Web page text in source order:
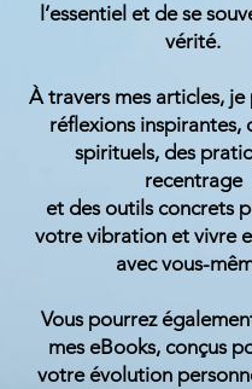
l’essentiel et de se
vérité.
À travers mes articles,
réflexions inspirantes,
spirituels, des
recentrage
et des outils concrets
votre vibration et vivre
avec vous-
Vous pourrez
mes eBooks, conçus
votre évolution